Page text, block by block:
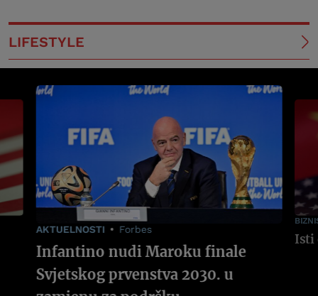
LIFESTYLE
AKTUELNOSTI Forbes
Infantino nudi Maroku finale
Svjetskog prvenstva 2030. u